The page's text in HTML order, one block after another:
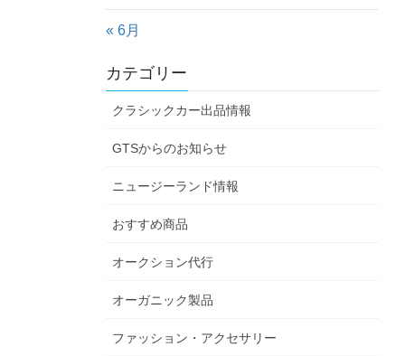
« 6月
カテゴリー
クラシックカー出品情報
GTSからのお知らせ
ニュージーランド情報
おすすめ商品
オークション代行
オーガニック製品
ファッション・アクセサリー